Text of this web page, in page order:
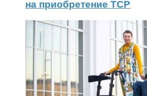
на приобретение ТСР